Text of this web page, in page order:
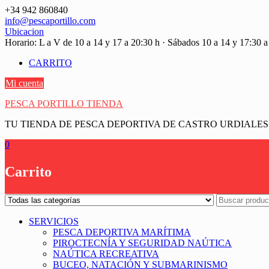
Saltar
contenido
+34 942 860840
info@pescaportillo.com
Ubicacion
Horario: L a V de 10 a 14 y 17 a 20:30 h · Sábados 10 a 14 y 17:30
CARRITO
Mi cuenta
PESCA PORTILLO TIENDA
TU TIENDA DE PESCA DEPORTIVA DE CASTRO URDIALES
0
Carrito
SERVICIOS
PESCA DEPORTIVA MARÍTIMA
PIROCTECNÍA Y SEGURIDAD NAÚTICA
NAÚTICA RECREATIVA
BUCEO, NATACIÓN Y SUBMARINISMO